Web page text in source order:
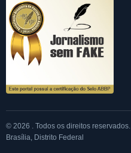
© 2026 . Todos os direitos reservados.
Brasília, Distrito Federal